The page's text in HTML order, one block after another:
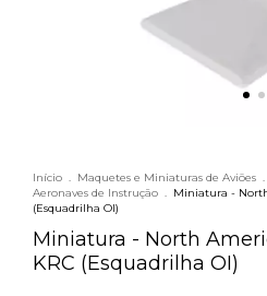
Início . Maquetes e Miniaturas de Aviões .
Aeronaves de Instrução . Miniatura -
(Esquadrilha OI)
Miniatura - North
KRC (Esquadrilha OI)